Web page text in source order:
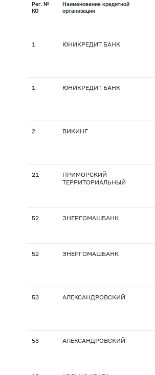
Рег. №
КО
Наименование кредитной
организации
1 ЮНИКРЕДИТ БАНК
1 ЮНИКРЕДИТ БАНК
2 ВИКИНГ
21
ПРИМОРСКИЙ
ТЕРРИТОРИАЛЬНЫЙ
52 ЭНЕРГОМАШБАНК
52 ЭНЕРГОМАШБАНК
53 АЛЕКСАНДРОВСКИЙ
53 АЛЕКСАНДРОВСКИЙ